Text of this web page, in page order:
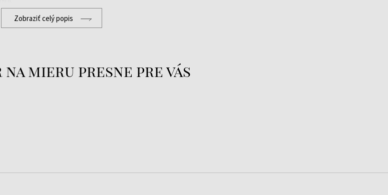
najmä vďaka chronografom a robustnej konštrukcii. Postupom času sa však
značka rozšírila aj o dámske kolekcie, v ktorých priťahujú pozornosť elegantné
K najznámejším modelovým radám patria športové Festina Chrono a pestré a
Zobraziť celý popis
na mieru presne pre vás